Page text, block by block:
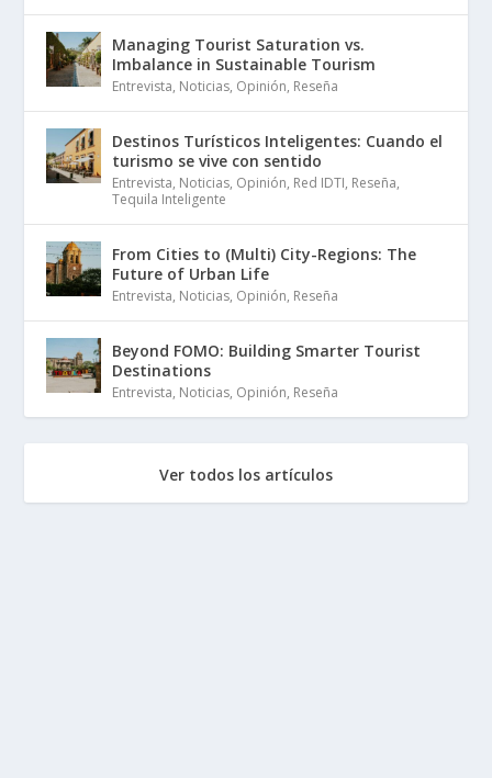
Managing Tourist Saturation vs.
Imbalance in Sustainable Tourism
Entrevista, Noticias, Opinión, Reseña
Destinos Turísticos Inteligentes: Cuando el
turismo se vive con sentido
Entrevista, Noticias, Opinión, Red IDTI, Reseña,
Tequila Inteligente
From Cities to (Multi) City-Regions: The
Future of Urban Life
Entrevista, Noticias, Opinión, Reseña
Beyond FOMO: Building Smarter Tourist
Destinations
Entrevista, Noticias, Opinión, Reseña
Ver todos los artículos